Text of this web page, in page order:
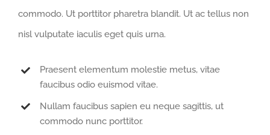
commodo. Ut porttitor pharetra blandit. Ut ac tellus non
nisl vulputate iaculis eget quis urna.
Praesent elementum molestie metus, vitae
faucibus odio euismod vitae.
Nullam faucibus sapien eu neque sagittis, ut
commodo nunc porttitor.